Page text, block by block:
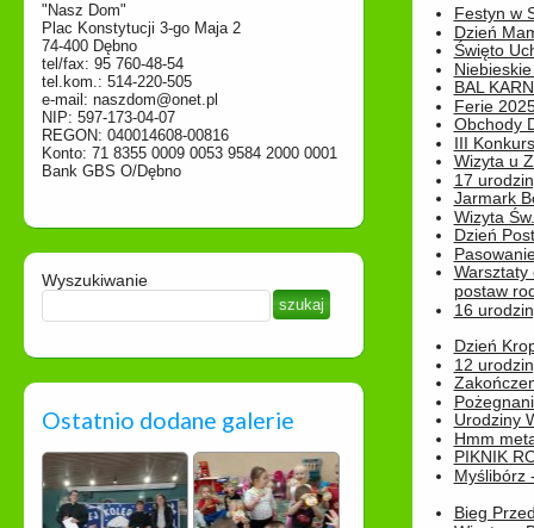
"Nasz Dom"
Plac Konstytucji 3-go Maja 2
74-400 Dębno
tel/fax: 95 760-48-54
tel.kom.: 514-220-505
e-mail: naszdom@onet.pl
NIP: 597-173-04-07
REGON: 040014608-00816
Konto: 71 8355 0009 0053 9584 2000 0001
Bank GBS O/Dębno
Wyszukiwanie
Ostatnio dodane galerie
Festyn w
Dzień
Święto
BAL
Ferie
Obchody
III
Wizyta u
17
Jarmark
Wizyta
Dzień
Warsztaty
postaw
16
Dzień
12
Urodziny
Hmm
PIKNIK
Myślibórz
Bieg